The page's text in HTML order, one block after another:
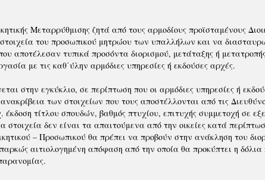
Μεταρρύθμισης ζητά από τους αρμοδίους προϊσταμένους
του προσωπικού μητρώου των υπαλλήλων και να
αποτέλεσαν τυπικά προσόντα διορισμού, μετάταξης ή
με τις καθ΄ύλην αρμόδιες υπηρεσίες ή εκδούσες αρχές.
στην εγκύκλιο, σε περίπτωση που οι αρμόδιες υπηρεσίες ή
των στοιχείων που τους αποστέλλονται από τις
τίτλου σπουδών, βαθμός πτυχίου, επιτυχής συμμετοχή σε
στοιχεία δεν είναι τα απαιτούμενα από την οικείες κατά
– Προσωπικού θα πρέπει να προβούν στην ανάκληση του
αιτιολογημένη απόφαση από την οποία θα προκύπτει η δόλια